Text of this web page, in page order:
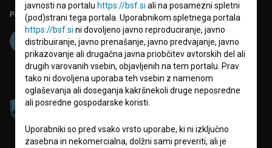
Projekt sofinancira:
javnosti na portalu https://bsf.si ali na posamezni spletni
(pod)strani tega portala. Uporabnikom spletnega portala
https://bsf.si ni dovoljeno javno reproduciranje, javno
distribuiranje, javno prenašanje, javno predvajanje, javno
prikazovanje ali drugačna javna priobčitev avtorskih del ali
drugih varovanih vsebin, objavljenih na tem portalu. Prav
tako ni dovoljena uporaba teh vsebin z namenom
oglaševanja ali doseganja kakršnekoli druge neposredne
ali posredne gospodarske koristi.
Uporabniki so pred vsako vrsto uporabe, ki ni izključno
zasebna in nekomercialna, dolžni sami preveriti, ali je